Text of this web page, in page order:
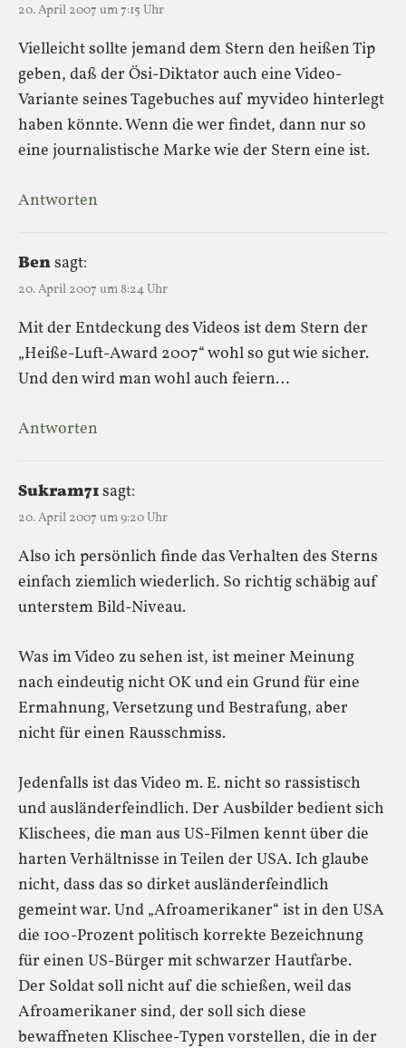
20. April 2007 um 7:15 Uhr
Vielleicht sollte jemand dem Stern den heißen Tip
geben, daß der Ösi-Diktator auch eine Video-
Variante seines Tagebuches auf myvideo hinterlegt
haben könnte. Wenn die wer findet, dann nur so
eine journalistische Marke wie der Stern eine ist.
Antworten
Bensagt:
20. April 2007 um 8:24 Uhr
Mit der Entdeckung des Videos ist dem Stern der
„Heiße-Luft-Award 2007“ wohl so gut wie sicher.
Und den wird man wohl auch feiern…
Antworten
Sukram71sagt:
20. April 2007 um 9:20 Uhr
Also ich persönlich finde das Verhalten des Sterns
einfach ziemlich wiederlich. So richtig schäbig auf
unterstem Bild-Niveau.
Was im Video zu sehen ist, ist meiner Meinung
nach eindeutig nicht OK und ein Grund für eine
Ermahnung, Versetzung und Bestrafung, aber
nicht für einen Rausschmiss.
Jedenfalls ist das Video m. E. nicht so rassistisch
und ausländerfeindlich. Der Ausbilder bedient sich
Klischees, die man aus US-Filmen kennt über die
harten Verhältnisse in Teilen der USA. Ich glaube
nicht, dass das so dirket ausländerfeindlich
gemeint war. Und „Afroamerikaner“ ist in den USA
die 100-Prozent politisch korrekte Bezeichnung
für einen US-Bürger mit schwarzer Hautfarbe.
Der Soldat soll nicht auf die schießen, weil das
Afroamerikaner sind, der soll sich diese
bewaffneten Klischee-Typen vorstellen, die in der